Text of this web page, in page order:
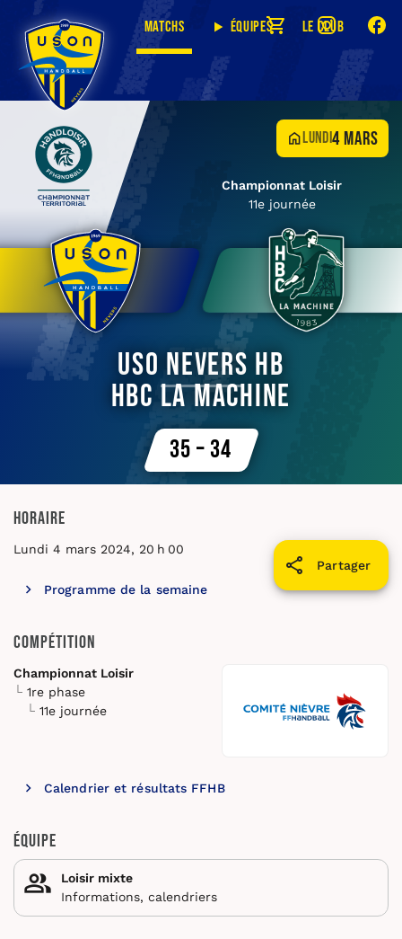
Matchs Équipes Le club
lundi4 mars
Championnat Loisir
11e journée
USO Nevers HB
HBC La Machine
35 – 34
Horaire
Partager
Lundi 4 mars 2024, 20 h 00
Programme de la semaine
Compétition
Championnat Loisir
1re phase
11e journée
Calendrier et résultats FFHB
Équipe
Loisir mixte
Informations, calendriers